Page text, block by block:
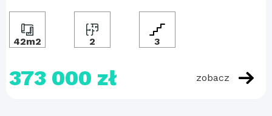
42m2 2 3
373 000 zł zobacz